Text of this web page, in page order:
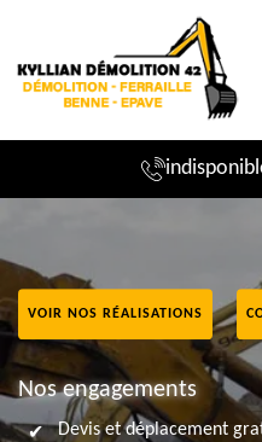
VOIR NOS RÉALISATIONS
Nos engagements
Devis et déplacement